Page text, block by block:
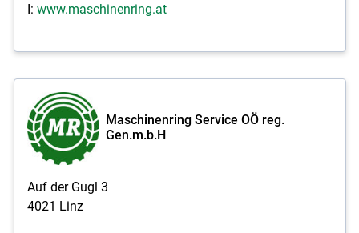
I: www.maschinenring.at
Maschinenring Service OÖ reg.
Gen.m.b.H
Auf der Gugl 3
4021 Linz